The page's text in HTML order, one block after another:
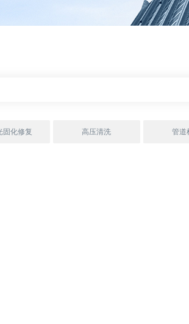
固化修复 高压清洗 管道